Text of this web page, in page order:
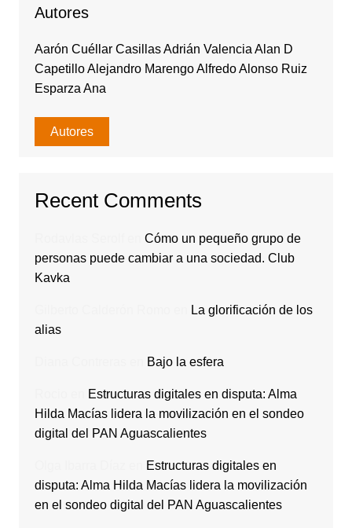
Autores
Aarón Cuéllar Casillas Adrián Valencia Alan D
Capetillo Alejandro Marengo Alfredo Alonso Ruiz
Esparza Ana
Autores
Recent Comments
Cómo un pequeño grupo de
personas puede cambiar a una sociedad. Club
Kavka
La glorificación de los
alias
Bajo la esfera
Estructuras digitales en disputa: Alma
Hilda Macías lidera la movilización en el sondeo
digital del PAN Aguascalientes
Estructuras digitales en
disputa: Alma Hilda Macías lidera la movilización
en el sondeo digital del PAN Aguascalientes